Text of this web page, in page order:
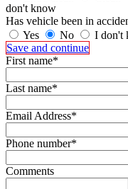
don't know
Has vehicle been in
Yes
No
I don't
Save and continue
First name*
Last name*
Email Address*
Phone number*
Comments